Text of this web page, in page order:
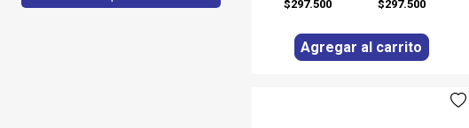
$297.500 $297.500
Agregar al carrito